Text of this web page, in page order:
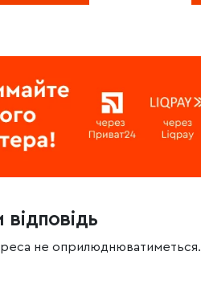
не оприлюднюватиметься.